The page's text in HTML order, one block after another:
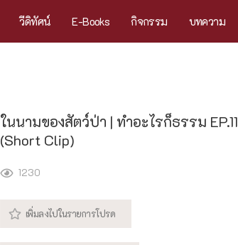
วีดิทัศน์ E-Books กิจกรรม บทความ
ในนามของสัตว์ป่า | ทำอะไรก็ธรรม EP.11
(Short Clip)
1230